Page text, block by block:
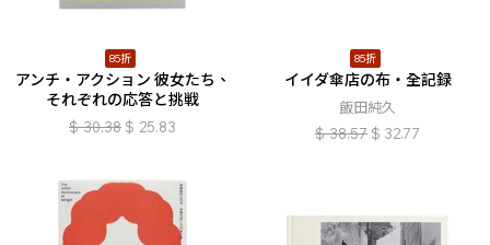
85折
アンチ・アクション 彼女たち、
それぞれの応答と挑戦
$ 30.38 $ 25.83
85折
イイダ傘店の布・全記録
飯田純久
$ 38.57 $ 32.77